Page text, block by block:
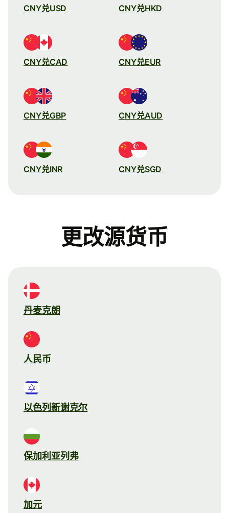
CNY兑USD CNY兑HKD
CNY兑CAD CNY兑EUR
CNY兑GBP CNY兑AUD
CNY兑INR CNY兑SGD
更改源货币
丹麦克朗
人民币
以色列新谢克尔
保加利亚列弗
加元